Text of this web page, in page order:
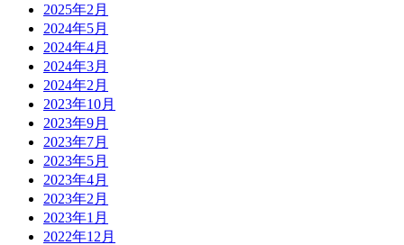
2025年2月
2024年5月
2024年4月
2024年3月
2024年2月
2023年10月
2023年9月
2023年7月
2023年5月
2023年4月
2023年2月
2023年1月
2022年12月